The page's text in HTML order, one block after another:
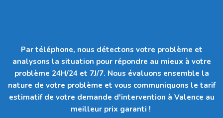
Par téléphone, nous détectons votre problème et
analysons la situation pour répondre au mieux à votre
problème 24H/24 et 7J/7. Nous évaluons ensemble la
nature de votre problème et vous communiquons le tarif
estimatif de votre demande d'intervention à Valence au
meilleur prix garanti !